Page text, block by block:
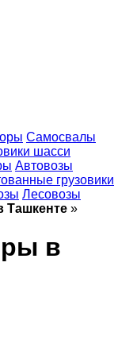
Самосвалы
шасси
Автовозы
грузовики
Лесовозы
Ташкенте »
в